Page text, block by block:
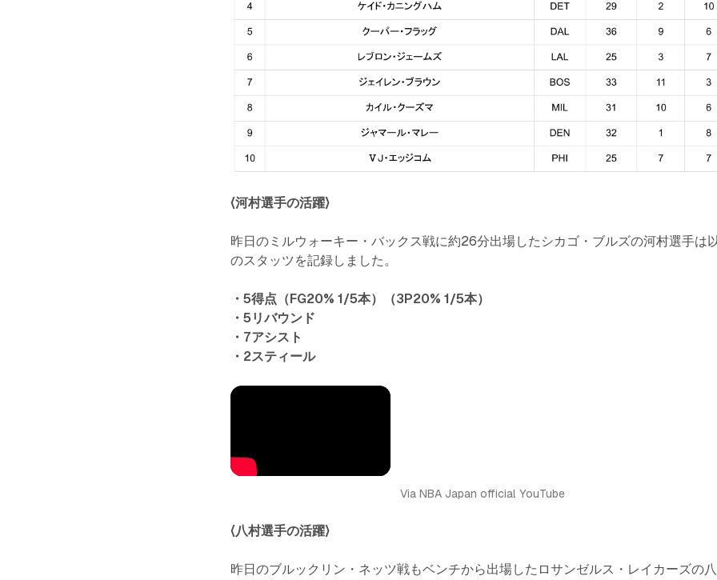
〈河村選手の活躍〉
昨日のミルウォーキー・バックス戦に約26分出場したシカゴ・ブルズの河村選手は
のスタッツを記録しました。
・5得点（FG20% 1/5本）（3P20% 1/5本）
・5リバウンド
・7アシスト
・2スティール
Via NBA Japan official YouTube
〈八村選手の活躍〉
昨日のブルックリン・ネッツ戦もベンチから出場したロサンゼルス・レイカーズの